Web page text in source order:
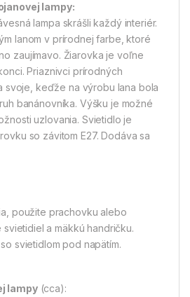
lampy:
lampa skrášli každý interiér.
lanom v prírodnej farbe, ktoré
zaujímavo. Žiarovka je voľne
Priaznivci prírodných
svoje, keďže na výrobu lana bola
banánovníka. Výšku je možné
uzlovania. Svietidlo je
so závitom E27. Dodáva sa
použite prachovku alebo
a mäkkú handričku.
svietidlom pod napätím.
lampy(cca):